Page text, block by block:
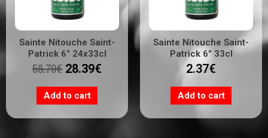
Sainte Nitouche Saint-
Patrick 6° 24x33cl
56.79€ 28.39€
Add to cart
Sainte Nitouche Saint-
Patrick 6° 33cl
2.37€
Add to cart